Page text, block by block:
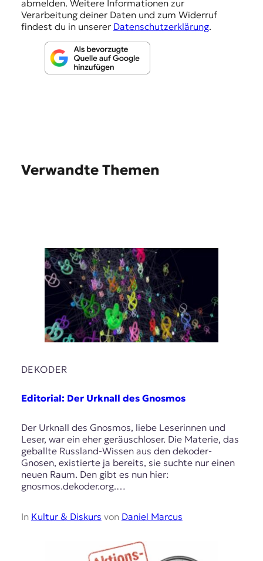
abmelden. Weitere Informationen zur
Verarbeitung deiner Daten und zum Widerruf
findest du in unserer Datenschutzerklärung.
Verwandte Themen
DEKODER
Editorial: Der Urknall des Gnosmos
Der Urknall des Gnosmos, liebe Leserinnen und
Leser, war ein eher geräuschloser. Die Materie, das
geballte Russland-Wissen aus den dekoder-
Gnosen, existierte ja bereits, sie suchte nur einen
neuen Raum. Den gibt es nun hier:
gnosmos.dekoder.org.…
In Kultur & Diskurs von Daniel Marcus